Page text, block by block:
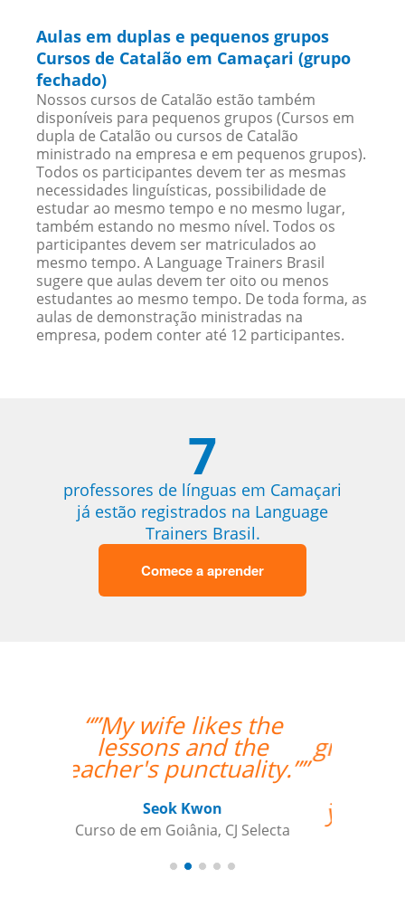
Aulas em duplas e pequenos grupos
Cursos de Catalão em Camaçari (grupo
fechado)
Nossos cursos de Catalão estão também
disponíveis para pequenos grupos (Cursos em
dupla de Catalão ou cursos de Catalão
ministrado na empresa e em pequenos grupos).
Todos os participantes devem ter as mesmas
necessidades linguísticas, possibilidade de
estudar ao mesmo tempo e no mesmo lugar,
também estando no mesmo nível. Todos os
participantes devem ser matriculados ao
mesmo tempo. A Language Trainers Brasil
sugere que aulas devem ter oito ou menos
estudantes ao mesmo tempo. De toda forma, as
aulas de demonstração ministradas na
empresa, podem conter até 12 participantes.
7
professores de línguas em Camaçari
já estão registrados na Language
Trainers Brasil.
Comece a aprender
“”Lessons are going
great. Hugo is very nice
and helpful. I found
you guys online and
you seemed to fit my
needs for
individualized training
the best.””